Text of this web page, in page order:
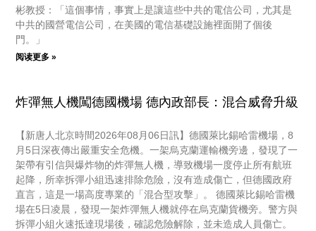
彬教授：「這個事情，事實上是讓這些中共的電信公司，尤其是
中共的國營電信公司，在美國的電信基礎設施裡面開了個後
門。」
阅读更多 »
炸彈無人機闖德國機場 德內政部長：混合威脅升級
【新唐人北京時間2026年08月06日訊】德國萊比錫哈雷機場，8
月5日深夜傳出嚴重安全危機。一架烏克蘭運輸機旁邊，發現了一
架帶有引信與爆炸物的炸彈無人機，導致機場一度停止所有航班
起降，所幸拆彈小組迅速排除危險，沒有造成傷亡，但德國政府
直言，這是一場高度專業的「混合型攻擊」。 德國萊比錫哈雷機
場在5日凌晨，發現一架炸彈無人機就停在烏克蘭貨機旁。警方與
拆彈小組火速抵達現場後，確認危險解除，並未造成人員傷亡。